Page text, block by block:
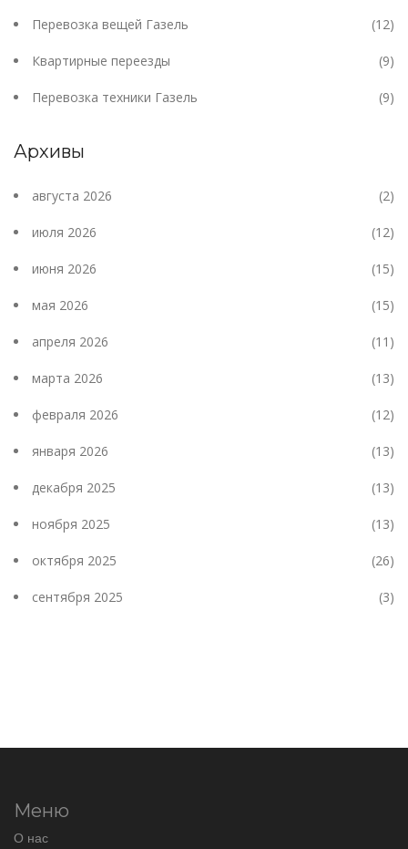
Перевозка вещей Газель (12)
Квартирные переезды (9)
Перевозка техники Газель (9)
Архивы
августа 2026 (2)
июля 2026 (12)
июня 2026 (15)
мая 2026 (15)
апреля 2026 (11)
марта 2026 (13)
февраля 2026 (12)
января 2026 (13)
декабря 2025 (13)
ноября 2025 (13)
октября 2025 (26)
сентября 2025 (3)
Меню
О нас